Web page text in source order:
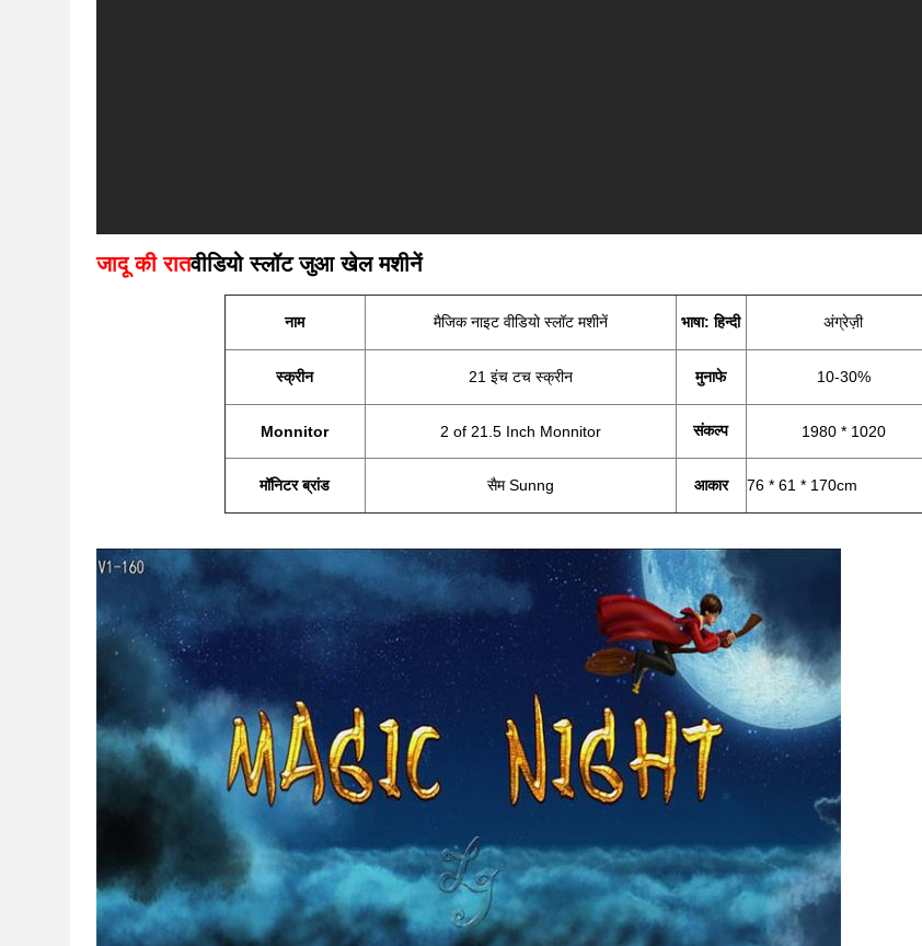
जादू की रातवीडियो स्लॉट जुआ खेल मशीनें
नाम मैजिक नाइट वीडियो स्लॉट मशीनें भाषा: हिन्दी अंग्रेज़ी
स्क्रीन 21 इंच टच स्क्रीन मुनाफे 10-30%
Monnitor 2 of 21.5 Inch Monnitor संकल्प 1980 * 1020
मॉनिटर ब्रांड सैम Sunng आकार 76 * 61 * 170cm